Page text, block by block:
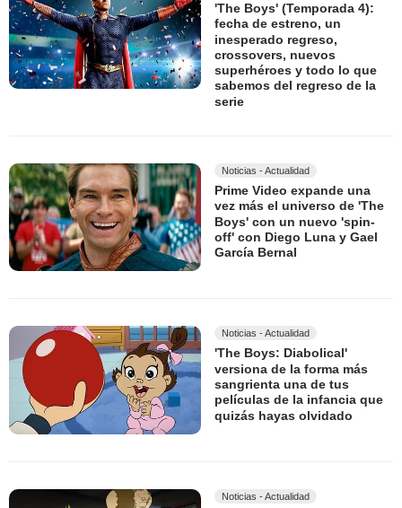
'The Boys' (Temporada 4):
fecha de estreno, un
inesperado regreso,
crossovers, nuevos
superhéroes y todo lo que
sabemos del regreso de la
serie
Noticias - Actualidad
Prime Video expande una
vez más el universo de 'The
Boys' con un nuevo 'spin-
off' con Diego Luna y Gael
García Bernal
Noticias - Actualidad
'The Boys: Diabolical'
versiona de la forma más
sangrienta una de tus
películas de la infancia que
quizás hayas olvidado
Noticias - Actualidad